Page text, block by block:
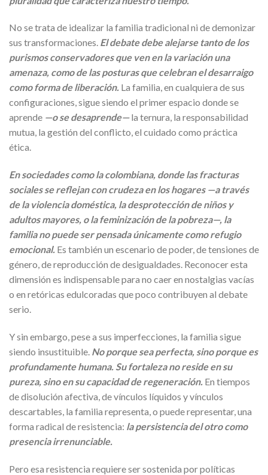
No se trata de idealizar la familia tradicional ni de demonizar
sus transformaciones. El debate debe alejarse tanto de los
purismos conservadores que ven en la variación una
amenaza, como de las posturas que celebran el desarraigo
como forma de liberación. La familia, en cualquiera de sus
configuraciones, sigue siendo el primer espacio donde se
aprende —o se desaprende—la ternura, la responsabilidad
mutua, la gestión del conflicto, el cuidado como práctica
ética.
En sociedades como la colombiana, donde las fracturas
sociales se reflejan con crudeza en los hogares —a través
de la violencia doméstica, la desprotección de niños y
adultos mayores, o la feminización de la pobreza—, la
familia no puede ser pensada únicamente como refugio
emocional. Es también un escenario de poder, de tensiones de
género, de reproducción de desigualdades. Reconocer esta
dimensión es indispensable para no caer en nostalgias vacías
o en retóricas edulcoradas que poco contribuyen al debate
serio.
Y sin embargo, pese a sus imperfecciones, la familia sigue
siendo insustituible. No porque sea perfecta, sino porque es
profundamente humana. Su fortaleza no reside en su
pureza, sino en su capacidad de regeneración. En tiempos
de disolución afectiva, de vínculos líquidos y vínculos
descartables, la familia representa, o puede representar, una
forma radical de resistencia: la persistencia del otro como
presencia irrenunciable.
Pero esa resistencia requiere ser sostenida por políticas